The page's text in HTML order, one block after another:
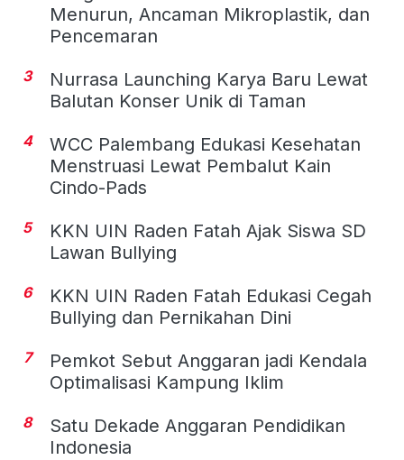
Menurun, Ancaman Mikroplastik, dan
Pencemaran
3
Nurrasa Launching Karya Baru Lewat
Balutan Konser Unik di Taman
4
WCC Palembang Edukasi Kesehatan
Menstruasi Lewat Pembalut Kain
Cindo-Pads
5
KKN UIN Raden Fatah Ajak Siswa SD
Lawan Bullying
6
KKN UIN Raden Fatah Edukasi Cegah
Bullying dan Pernikahan Dini
7
Pemkot Sebut Anggaran jadi Kendala
Optimalisasi Kampung Iklim
8
Satu Dekade Anggaran Pendidikan
Indonesia